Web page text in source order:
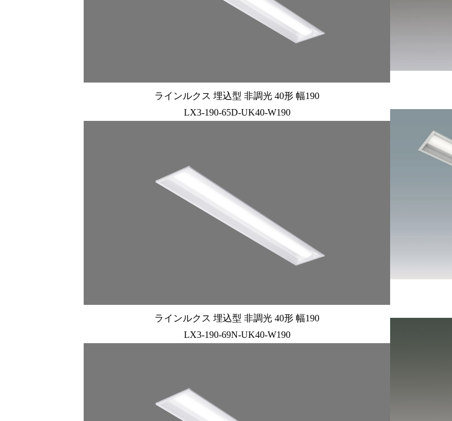
ラインルクス 埋込型 非調光 40形 幅190
LX3-190-65D-UK40-W190
ラインルクス 埋込型 非調光 40形 幅190
LX3-190-69N-UK40-W190